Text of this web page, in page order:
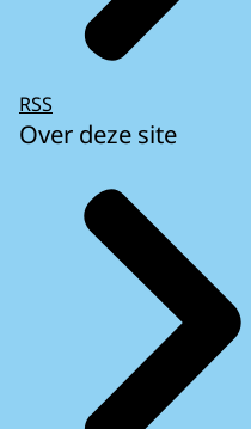
RSS
Over deze site